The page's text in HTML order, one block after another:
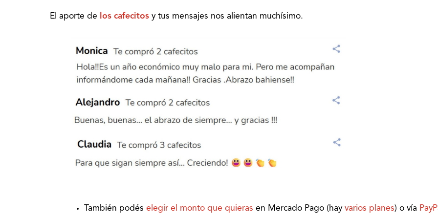
El aporte de los cafecitos y tus mensajes nos alientan muchísimo.
También podés elegir el monto que quieras en Mercado Pago (hay varios planes) o vía